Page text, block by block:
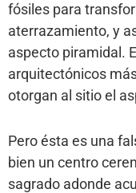
fósiles para
aterrazamiento, y
aspecto piramidal.
arquitectónicos
otorgan al sitio el
Pero ésta es una
bien un centro
sagrado adonde